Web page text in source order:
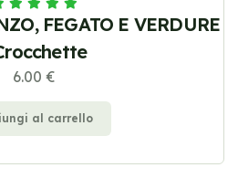
FEGATO E VERDURE
6.00 €
al carrello